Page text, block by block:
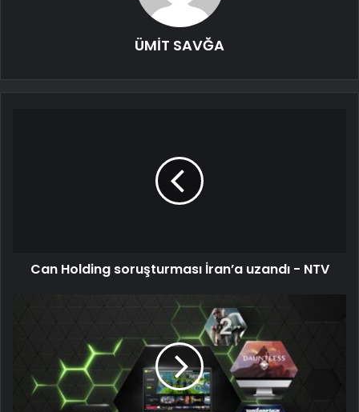
ÜMİT SAVĞA
Can Holding soruşturması İran’a uzandı - NTV